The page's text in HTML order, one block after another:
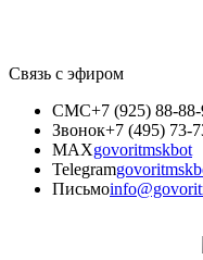
Связь с эфиром
СМС+7 (925) 88-
Звонок+7 (495) 73-
MAXgovoritmskbot
Telegram
Письмо